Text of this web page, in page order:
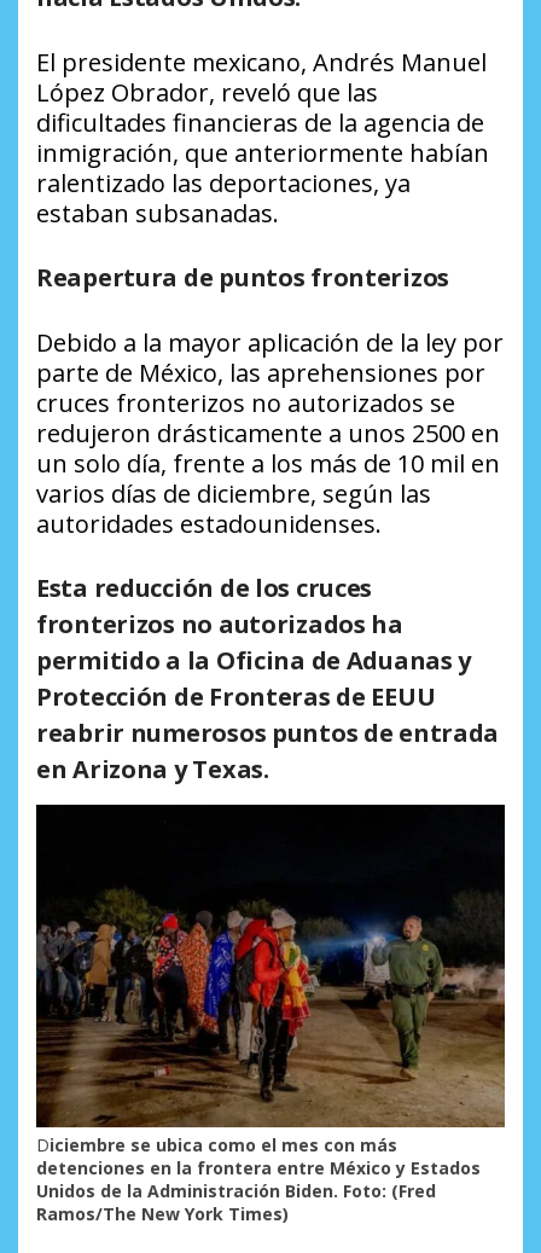
El presidente mexicano, Andrés Manuel
López Obrador, reveló que las
dificultades financieras de la agencia de
inmigración, que anteriormente habían
ralentizado las deportaciones, ya
estaban subsanadas.
Reapertura de puntos fronterizos
Debido a la mayor aplicación de la ley por
parte de México, las aprehensiones por
cruces fronterizos no autorizados se
redujeron drásticamente a unos 2500 en
un solo día, frente a los más de 10 mil en
varios días de diciembre, según las
autoridades estadounidenses.
Esta reducción de los cruces
fronterizos no autorizados ha
permitido a la Oficina de Aduanas y
Protección de Fronteras de EEUU
reabrir numerosos puntos de entrada
en Arizona y Texas.
Diciembre se ubica como el mes con más
detenciones en la frontera entre México y Estados
Unidos de la Administración Biden. Foto: (Fred
Ramos/The New York Times)